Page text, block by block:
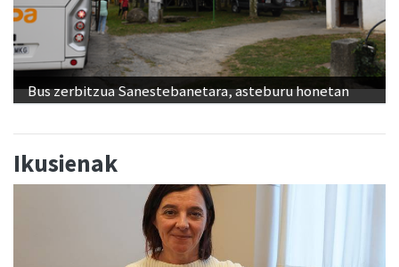
Bus zerbitzua Sanestebanetara, asteburu honetan
Ikusienak